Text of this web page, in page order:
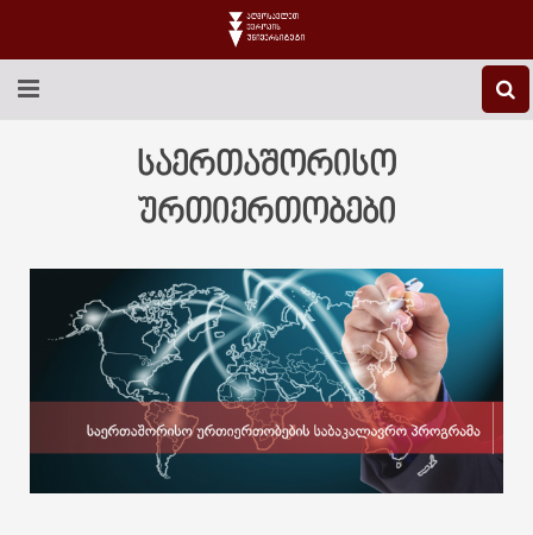
ᲡᲐᲔᲠᲗᲐᲨᲝᲠᲘᲡᲝ
ᲑᲘᲑᲚᲘᲝᲗᲔᲙᲐ
ᲡᲢᲣᲓᲔᲜᲢᲣᲠᲘ ᲪᲮᲝᲕᲠᲔᲑᲐ
საერთაშორისო
ურთიერთობები